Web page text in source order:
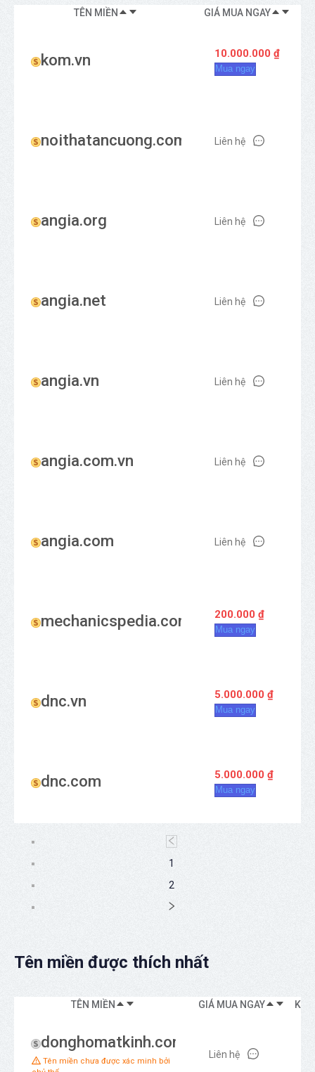
TÊN MIỀN GIÁ MUA NGAY
kom.vn 10.000.000 ₫
Mua ngay
noithatancuong.com Liên hệ
angia.org Liên hệ
angia.net Liên hệ
angia.vn Liên hệ
angia.com.vn Liên hệ
angia.com Liên hệ
mechanicspedia.com 200.000 ₫
Mua ngay
dnc.vn 5.000.000 ₫
Mua ngay
dnc.com 5.000.000 ₫
Mua ngay
1
2
Tên miền được thích nhất
TÊN MIỀN GIÁ MUA NGAY KIỂU
donghomatkinh.com
Tên miền chưa được xác minh bởi
Liên hệ